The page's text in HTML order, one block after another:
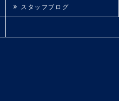
スタッフブログ